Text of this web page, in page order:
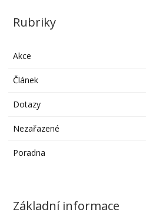
Rubriky
Akce
Článek
Dotazy
Nezařazené
Poradna
Základní informace